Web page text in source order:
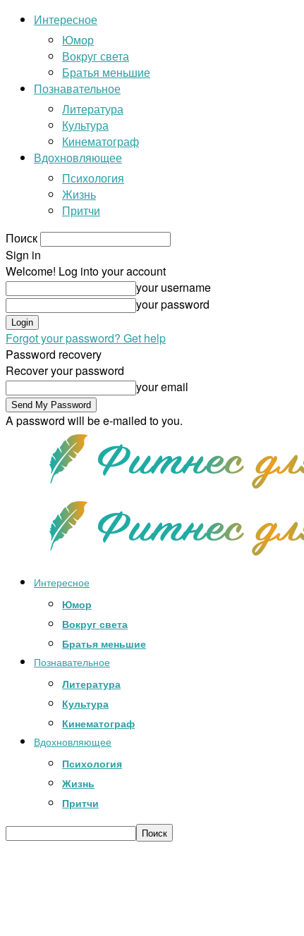
Интересное
Юмор
Вокруг света
Братья меньшие
Познавательное
Литература
Культура
Кинематограф
Вдохновляющее
Психология
Жизнь
Притчи
Поиск
Sign in
Welcome! Log into your account
your username
your password
Forgot your password? Get help
Password recovery
Recover your password
your email
A password will be e-mailed to you.
Интересное
Юмор
Вокруг света
Братья меньшие
Познавательное
Литература
Культура
Кинематограф
Вдохновляющее
Психология
Жизнь
Притчи